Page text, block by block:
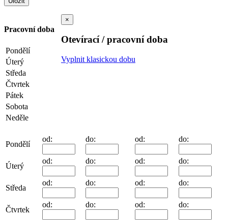
Pracovní doba
Pondělí
Úterý
Středa
Čtvrtek
Pátek
Sobota
Neděle
×
Otevírací / pracovní doba
Vyplnit klasickou dobu
Pondělí
od: do: od: do:
Úterý
od: do: od: do:
Středa
od: do: od: do:
Čtvrtek
od: do: od: do: